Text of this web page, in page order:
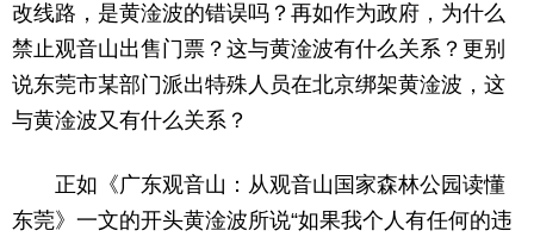
改线路，是黄淦波的错误吗？再如作为政府，为什么
禁止观音山出售门票？这与黄淦波有什么关系？更别
说东莞市某部门派出特殊人员在北京绑架黄淦波，这
与黄淦波又有什么关系？
正如《广东观音山：从观音山国家森林公园读懂
东莞》一文的开头黄淦波所说“如果我个人有任何的违